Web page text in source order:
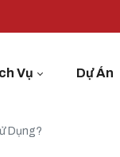
Vụ Dự Án
Dụng?